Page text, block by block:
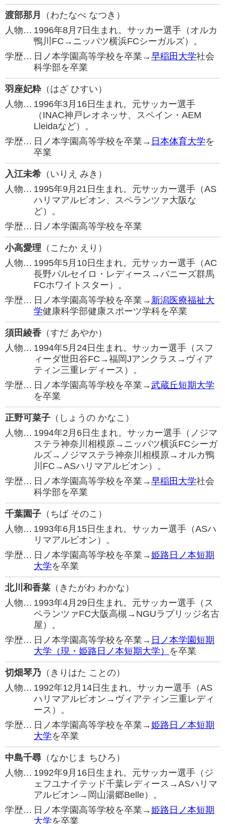
渡部那月
（わたなべ なつき）
人物… 1996年8月7日生まれ。サッカー選手（オルカ
鴨川FC→ニッパツ横浜FCシーガルズ）。
学歴… 日ノ本学園高等学校を卒業→早稲田大学社会
科学部を卒業
羽座妃粋 （はざ ひすい）
人物… 1996年3月16日生まれ。元サッカー選手
（INAC神戸レオネッサ、スペイン・AEM
Lleidaなど）。
学歴… 日ノ本学園高等学校を卒業→ 日本体育大学を
卒業
入江未希 （いりえ みき）
人物… 1995年9月21日生まれ。元サッカー選手（AS
ハリマアルビオン、スペランツァ大阪な
ど）。
学歴… 日ノ本学園高等学校を卒業
小高愛理 （こたか えり）
人物… 1995年5月10日生まれ。元サッカー選手（AC
長野パルセイロ・レディース→バニーズ群馬
FCホワイトスター）。
学歴… 日ノ本学園高等学校を卒業→ 新潟医療福祉大
学健康科学部健康スポーツ学科を卒業
須田綾香 （すだ あやか）
人物… 1994年5月24日生まれ。サッカー選手（スフ
ィーダ世田谷FC→福岡Jアンクラス→ヴィア
ティン三重レディース）。
学歴… 日ノ本学園高等学校を卒業→武蔵丘短期大学
を卒業
正野可菜子 （しょうの かなこ）
人物… 1994年2月6日生まれ。サッカー選手（ノジマ
ステラ神奈川相模原→ニッパツ横浜FCシーガ
ルズ→ノジマステラ神奈川相模原→オルカ鴨
川FC→ASハリマアルビオン）。
学歴… 日ノ本学園高等学校を卒業→早稲田大学社会
科学部を卒業
千葉園子 （ちば そのこ）
人物… 1993年6月15日生まれ。サッカー選手（ASハ
リマアルビオン）。
学歴… 日ノ本学園高等学校を卒業→姫路日ノ本短期
大学を卒業
北川和香菜 （きたがわ わかな）
人物… 1993年4月29日生まれ。元サッカー選手（ス
ペランツァFC大阪高槻→NGUラブリッジ名古
屋）。
学歴… 日ノ本学園高等学校を卒業→ 日ノ本学園短期
大学（現・姫路日ノ本短期大学） を卒業
切畑琴乃 （きりはた ことの）
人物… 1992年12月14日生まれ。サッカー選手（AS
ハリマアルビオン→ヴィアティン三重レディ
ース）。
学歴… 日ノ本学園高等学校を卒業→姫路日ノ本短期
大学を卒業
中島千尋 （なかじま ちひろ）
人物… 1992年9月16日生まれ。元サッカー選手（ジ
ェフユナイテッド千葉レディース→ASハリマ
アルビオン→岡山湯郷Belle）。
学歴… 日ノ本学園高等学校を卒業→姫路日ノ本短期
大学を卒業